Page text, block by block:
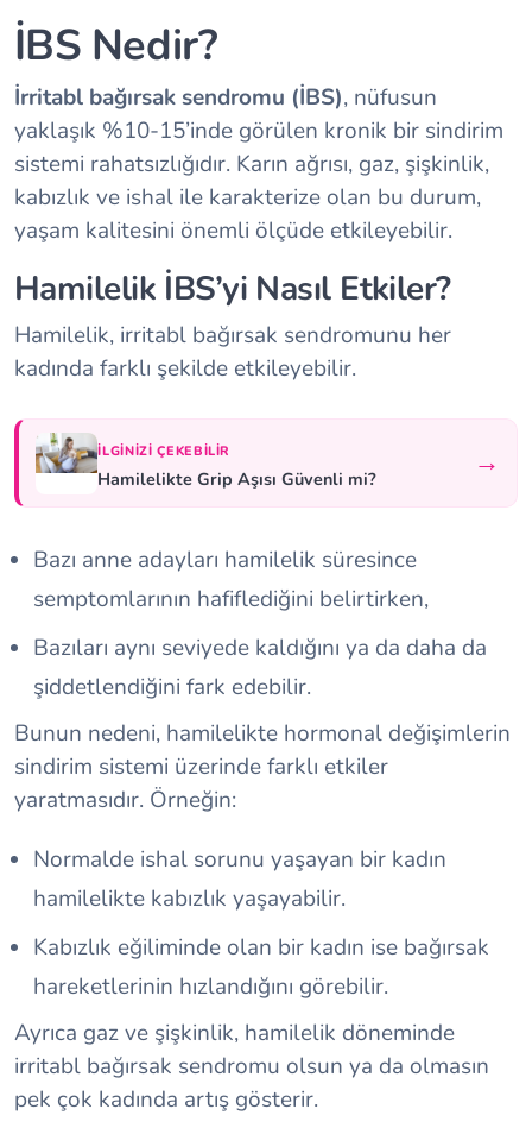
İBS Nedir?
İrritabl bağırsak sendromu (İBS), nüfusun
yaklaşık %10-15’inde görülen kronik bir sindirim
sistemi rahatsızlığıdır. Karın ağrısı, gaz, şişkinlik,
kabızlık ve ishal ile karakterize olan bu durum,
yaşam kalitesini önemli ölçüde etkileyebilir.
Hamilelik İBS’yi Nasıl Etkiler?
Hamilelik, irritabl bağırsak sendromunu her
kadında farklı şekilde etkileyebilir.
İLGINIZI ÇEKEBILIR
Hamilelikte Grip Aşısı Güvenli mi? →
Bazı anne adayları hamilelik süresince
semptomlarının hafiflediğini belirtirken,
Bazıları aynı seviyede kaldığını ya da daha da
şiddetlendiğini fark edebilir.
Bunun nedeni, hamilelikte hormonal değişimlerin
sindirim sistemi üzerinde farklı etkiler
yaratmasıdır. Örneğin:
Normalde ishal sorunu yaşayan bir kadın
hamilelikte kabızlık yaşayabilir.
Kabızlık eğiliminde olan bir kadın ise bağırsak
hareketlerinin hızlandığını görebilir.
Ayrıca gaz ve şişkinlik, hamilelik döneminde
irritabl bağırsak sendromu olsun ya da olmasın
pek çok kadında artış gösterir.